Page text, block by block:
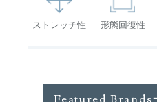
ストレッチ性 形態回復性
Featured Brands